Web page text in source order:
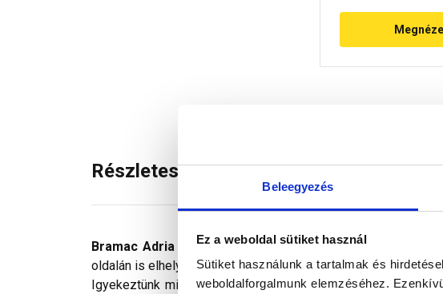
Beleegyezés
Ez a weboldal sütiket használ
Sütiket használunk a tartalmak és
weboldalforgalmunk elemzéséhez.
Részletes leírás
Bramac Adria szellőzőcserép. Levegőkivezető nyílásként
oldalán is elhelyezendők. A héjazat alatti szellőzőlevegő
Igyekeztünk minden technikailag lehetséges módon